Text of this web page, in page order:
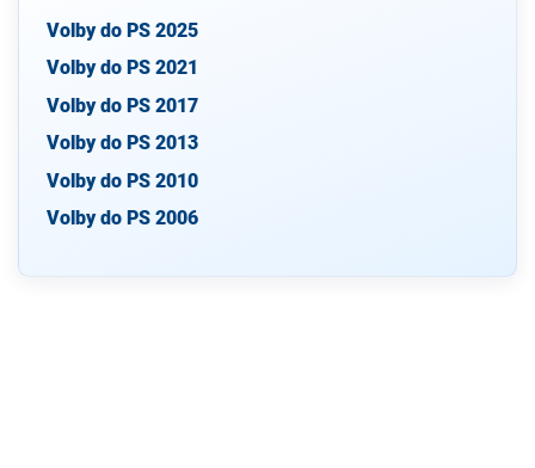
Volby do PS 2025
Volby do PS 2021
Volby do PS 2017
Volby do PS 2013
Volby do PS 2010
Volby do PS 2006